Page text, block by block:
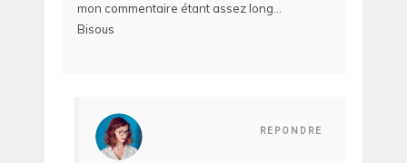
mon commentaire étant assez long…
Bisous
REPONDRE